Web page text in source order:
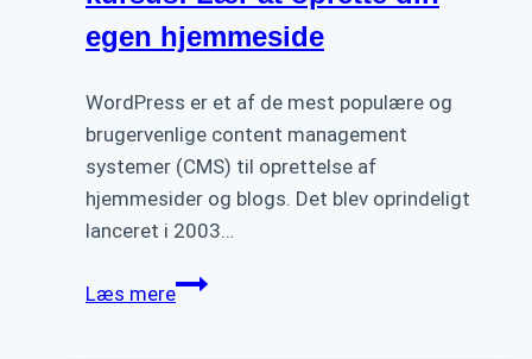
egen hjemmeside
WordPress er et af de mest populære og
brugervenlige content management
systemer (CMS) til oprettelse af
hjemmesider og blogs. Det blev oprindeligt
lanceret i 2003…
Læs mereGratis